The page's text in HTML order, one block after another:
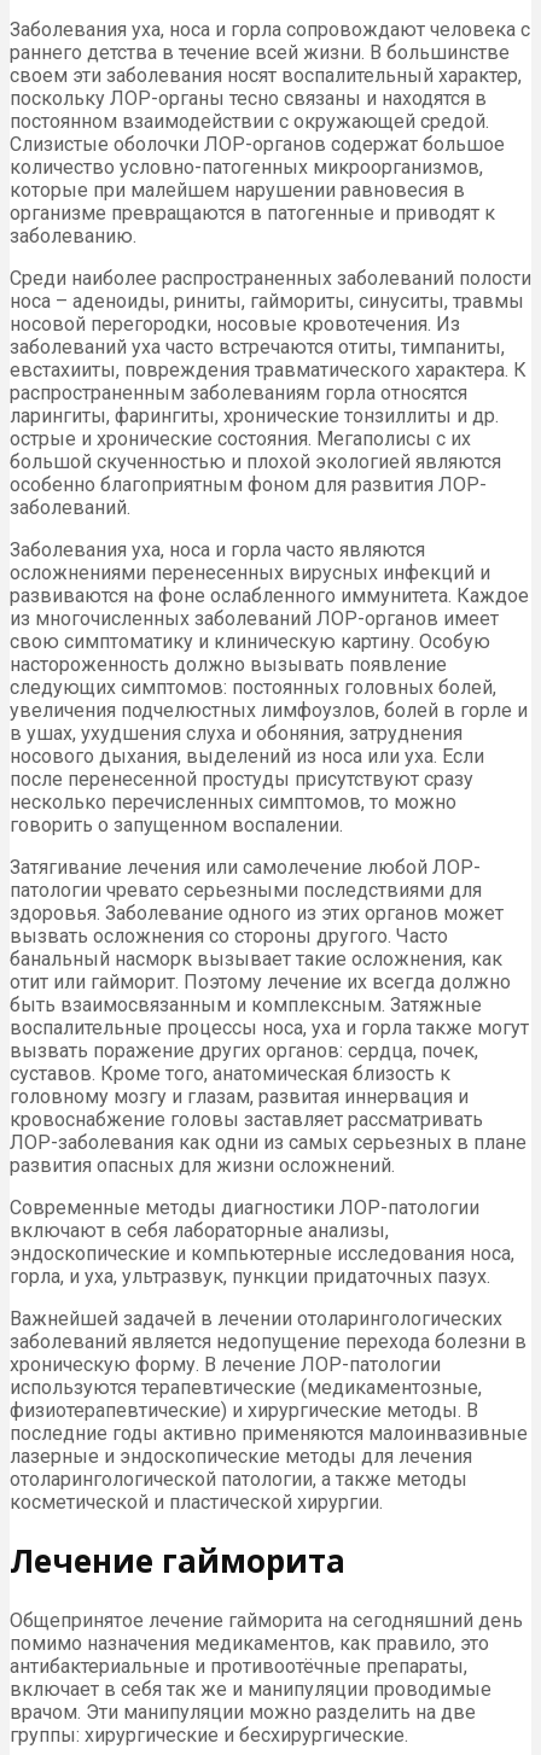
Заболевания уха, носа и горла сопровождают человека с
раннего детства в течение всей жизни. В большинстве
своем эти заболевания носят воспалительный характер,
поскольку ЛОР-органы тесно связаны и находятся в
постоянном взаимодействии с окружающей средой.
Слизистые оболочки ЛОР-органов содержат большое
количество условно-патогенных микроорганизмов,
которые при малейшем нарушении равновесия в
организме превращаются в патогенные и приводят к
заболеванию.
Среди наиболее распространенных заболеваний полости
носа – аденоиды, риниты, гаймориты, синуситы, травмы
носовой перегородки, носовые кровотечения. Из
заболеваний уха часто встречаются отиты, тимпаниты,
евстахииты, повреждения травматического характера. К
распространенным заболеваниям горла относятся
ларингиты, фарингиты, хронические тонзиллиты и др.
острые и хронические состояния. Мегаполисы с их
большой скученностью и плохой экологией являются
особенно благоприятным фоном для развития ЛОР-
заболеваний.
Заболевания уха, носа и горла часто являются
осложнениями перенесенных вирусных инфекций и
развиваются на фоне ослабленного иммунитета. Каждое
из многочисленных заболеваний ЛОР-органов имеет
свою симптоматику и клиническую картину. Особую
настороженность должно вызывать появление
следующих симптомов: постоянных головных болей,
увеличения подчелюстных лимфоузлов, болей в горле и
в ушах, ухудшения слуха и обоняния, затруднения
носового дыхания, выделений из носа или уха. Если
после перенесенной простуды присутствуют сразу
несколько перечисленных симптомов, то можно
говорить о запущенном воспалении.
Затягивание лечения или самолечение любой ЛОР-
патологии чревато серьезными последствиями для
здоровья. Заболевание одного из этих органов может
вызвать осложнения со стороны другого. Часто
банальный насморк вызывает такие осложнения, как
отит или гайморит. Поэтому лечение их всегда должно
быть взаимосвязанным и комплексным. Затяжные
воспалительные процессы носа, уха и горла также могут
вызвать поражение других органов: сердца, почек,
суставов. Кроме того, анатомическая близость к
головному мозгу и глазам, развитая иннервация и
кровоснабжение головы заставляет рассматривать
ЛОР-заболевания как одни из самых серьезных в плане
развития опасных для жизни осложнений.
Современные методы диагностики ЛОР-патологии
включают в себя лабораторные анализы,
эндоскопические и компьютерные исследования носа,
горла, и уха, ультразвук, пункции придаточных пазух.
Важнейшей задачей в лечении отоларингологических
заболеваний является недопущение перехода болезни в
хроническую форму. В лечение ЛОР-патологии
используются терапевтические (медикаментозные,
физиотерапевтические) и хирургические методы. В
последние годы активно применяются малоинвазивные
лазерные и эндоскопические методы для лечения
отоларингологической патологии, а также методы
косметической и пластической хирургии.
Лечение гайморита
Общепринятое лечение гайморита на сегодняшний день
помимо назначения медикаментов, как правило, это
антибактериальные и противоотёчные препараты,
включает в себя так же и манипуляции проводимые
врачом. Эти манипуляции можно разделить на две
группы: хирургические и бесхирургические.